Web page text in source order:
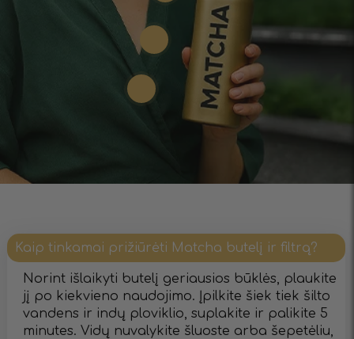
Kaip tinkamai prižiūrėti Matcha butelį ir filtrą?
Norint išlaikyti butelį geriausios būklės, plaukite
jį po kiekvieno naudojimo. Įpilkite šiek tiek šilto
vandens ir indų ploviklio, suplakite ir palikite 5
minutes. Vidų nuvalykite šluoste arba šepetėliu,